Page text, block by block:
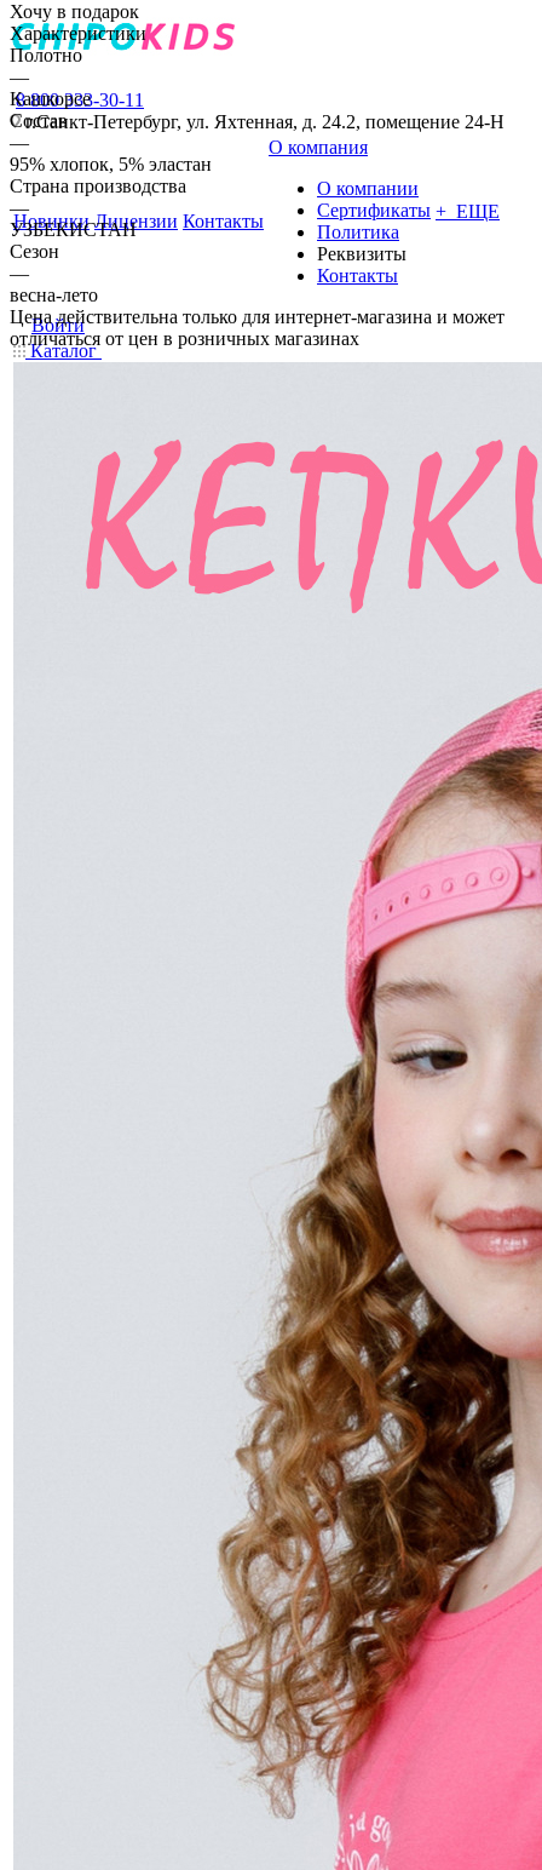
8 800 333-30-11
г.Санкт-Петербург, ул. Яхтенная, д. 24.2, помещение 24-Н
Новинки Лицензии Контакты
О компания
О компании
Сертификаты
Политика
Реквизиты
Контакты
+ ЕЩЕ
Войти
Каталог
Хочу в подарок
Характеристики
Полотно
—
Кашкорсе
Состав
—
95% хлопок, 5% эластан
Страна производства
—
УЗБЕКИСТАН
Сезон
—
весна-лето
Цена действительна только для интернет-магазина и может
отличаться от цен в розничных магазинах